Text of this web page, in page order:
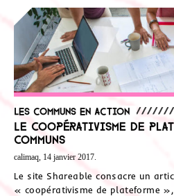
Les communs en action
Le coopérativisme de
Communs
calimaq, 14 janvier 2017.
Le site Shareable consacre un
« coopérativisme de plateforme